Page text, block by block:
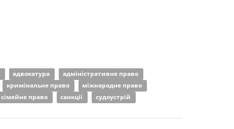
адвокатура
адміністративне право
кримінальне право
міжнародне право
сімейне право санкції
судоустрій